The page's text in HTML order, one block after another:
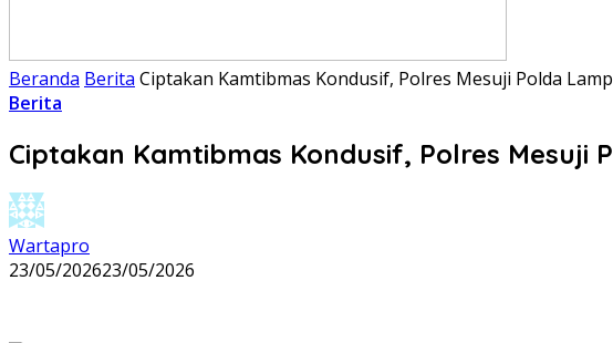
Beranda Berita Ciptakan Kamtibmas Kondusif, Polres Mesuji Polda
Berita
Ciptakan Kamtibmas Kondusif, Polres
Wartapro
23/05/202623/05/2026